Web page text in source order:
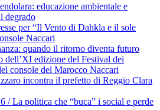
educazione ambientale e
degrado
per “Il Vento di Dahkla e il sole
Naccari
quando il ritorno diventa futuro
dell’XI edizione del Festival dei
console del Marocco Naccari
incontra il prefetto di Reggio Clara
/ La politica che “buca” i social e perde